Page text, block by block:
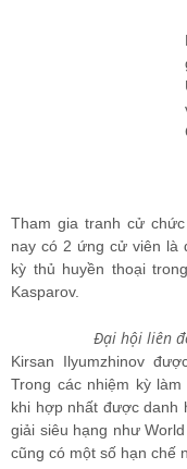
Tham gia tranh cử
nay có 2 ứng cử viên là
kỳ thủ huyền thoại
Kasparov.
Đại hội liên
Kirsan Ilyumzhinov
Trong các nhiệm kỳ
khi hợp nhất được danh
giải siêu hạng như
cũng có một số hạn chế